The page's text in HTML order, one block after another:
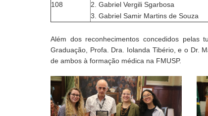
108
2. Gabriel Vergili Sgarbosa
3. Gabriel Samir Martins de Souza
Além dos reconhecimentos concedidos pelas
Graduação, Profa. Dra. Iolanda Tibério, e o Dr.
de ambos à formação médica na FMUSP.